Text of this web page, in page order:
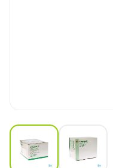
View larger image